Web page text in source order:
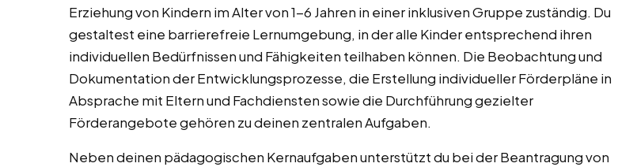
Erziehung von Kindern im Alter von 1-6 Jahren in einer inklusiven Gruppe zuständig. Du
gestaltest eine barrierefreie Lernumgebung, in der alle Kinder entsprechend ihren
individuellen Bedürfnissen und Fähigkeiten teilhaben können. Die Beobachtung und
Dokumentation der Entwicklungsprozesse, die Erstellung individueller Förderpläne in
Absprache mit Eltern und Fachdiensten sowie die Durchführung gezielter
Förderangebote gehören zu deinen zentralen Aufgaben.
Neben deinen pädagogischen Kernaufgaben unterstützt du bei der Beantragung von